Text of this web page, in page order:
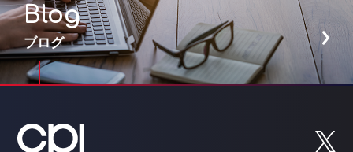
Blog
ブログ